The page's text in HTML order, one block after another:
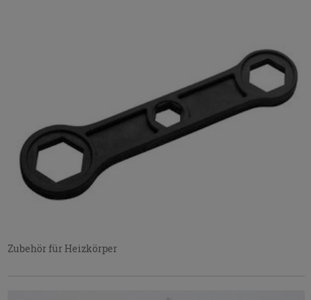
Zubehör für Heizkörper